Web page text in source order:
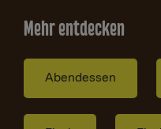
Mehr entdecken
Abendessen